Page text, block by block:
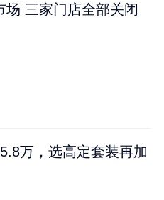
场 三家门店全部关闭
万，选高定套装再加